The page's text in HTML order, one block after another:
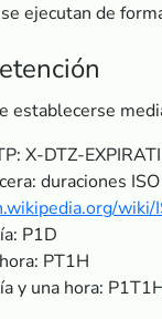
ejecutan de
establecerse
X-DTZ-
duraciones
P1D
PT1H
y una hora: